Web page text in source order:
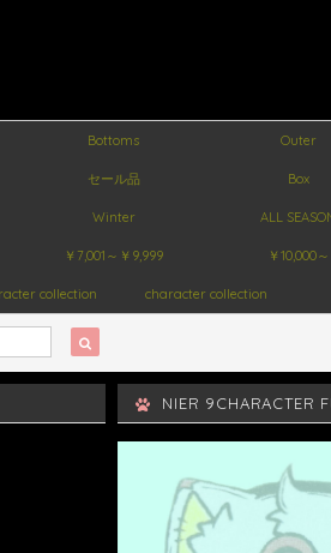
Bottoms Outer
セール品 Box
Winter ALL
￥7,001～￥9,999 ￥10,000～
collection character collection
NIER 9CHARACTER